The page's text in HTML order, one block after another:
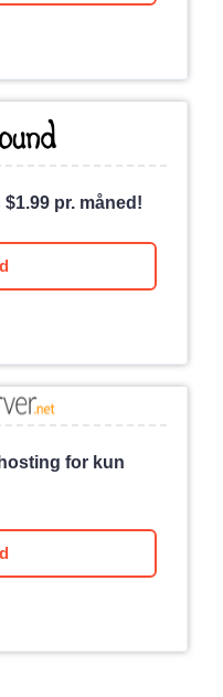
$1.99pr. måned!
for kun